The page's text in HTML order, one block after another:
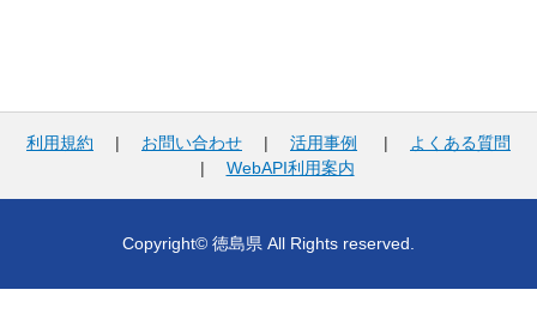
利用規約 | お問い合わせ | 活用事例 |
よくある質問
| WebAPI利用案内
Copyright© 徳島県 All Rights reserved.